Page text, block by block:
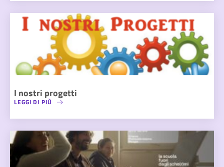
I nostri progetti
LEGGI DI PIÙ